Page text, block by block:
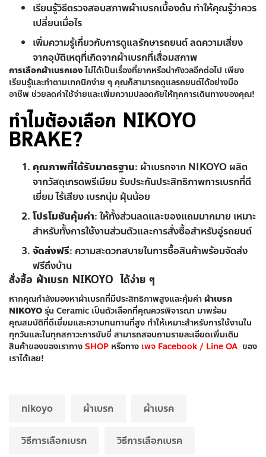
เรียนรู้วิธีตรวจสอบสภาพผ้าเบรกเบื้องต้น ทำให้คุณรู้ว่าควร
เปลี่ยนเมื่อไร
เพิ่มความรู้เกี่ยวกับการดูแลรักษารถยนต์ ลดความเสี่ยง
จากอุบัติเหตุที่เกิดจากผ้าเบรกที่เสื่อมสภาพ
การเลือกผ้าเบรกเองไม่ได้เป็นเรื่องที่ยากหรือน่ากังวลอีกต่อไป เพียง
เรียนรู้และทำตามเทคนิคง่าย ๆ คุณก็สามารถดูแลรถยนต์ได้อย่างมือ
อาชีพ ช่วยลดค่าใช้จ่ายและเพิ่มความปลอดภัยให้ทุกการเดินทางของคุณ!
ทำไมต้องเลือก NIKOYO
BRAKE?
คุณภาพที่ได้รับมาตรฐาน: ผ้าเบรกจาก NIKOYO ผลิต
จากวัสดุเกรดพรีเมียม รับประกันประสิทธิภาพการเบรกที่ดี
เยี่ยม ไร้เสียง เบรกนุ่ม ฝุ่นน้อย
โปรโมชันคุ้มค่า: ให้ทั้งส่วนลดและของแถมมากมาย เหมาะ
สำหรับทั้งการใช้งานส่วนตัวและการสั่งซื้อสำหรับอู่รถยนต์
จัดส่งฟรี: ความสะดวกสบายในการซื้อสินค้าพร้อมจัดส่ง
ฟรีถึงบ้าน
สั่งซื้อ ผ้าเบรก NIKOYO ได้ง่าย ๆ
หากคุณกำลังมองหาผ้าเบรกที่มีประสิทธิภาพสูงและคุ้มค่าผ้าเบรก
NIKOYOรุ่น Ceramic เป็นตัวเลือกที่คุณควรพิจารณา มาพร้อม
คุณสมบัติที่ดีเยี่ยมและความทนทานที่สูง ทำให้เหมาะสำหรับการใช้งานใน
ทุกวันและในทุกสภาวะการขับขี่ สามารถสอบถามรายละเอียดเพิ่มเติม
สินค้าของของเราทางSHOP หรือทาง เพจ Facebook/ Line OA ของ
เราได้เลย!
nikoyo ผ้าเบรก ผ้าเบรค
วิธีการเลือกเบรก วิธีการเลือกเบรค